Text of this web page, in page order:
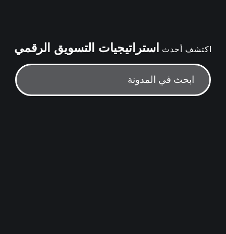
اكتشف أحدثاستراتيجيات التسويق الرقمي